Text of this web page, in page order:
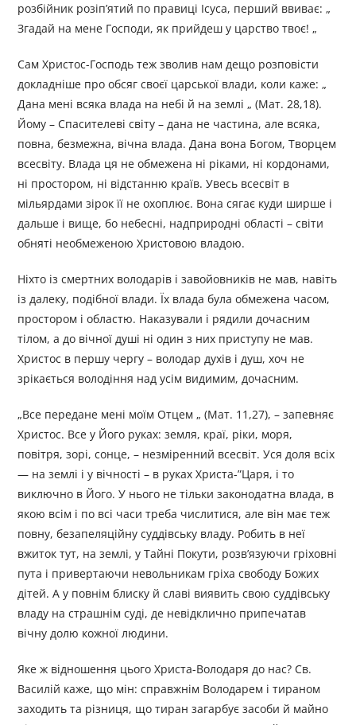
розбійник розіп’ятий по правиці Ісуса, перший ввиває: „
Згадай на мене Господи, як прийдеш у царство твоє! „
Сам Христос-Господь теж зволив нам дещо розповісти
докладніше про обсяг своєї царської влади, коли каже: „
Дана мені всяка влада на небі й на землі „ (Мат. 28,18).
Йому – Спасителеві світу – дана не частина, але всяка,
повна, безмежна, вічна влада. Дана вона Богом, Творцем
всесвіту. Влада ця не обмежена ні ріками, ні кордонами,
ні простором, ні відстанню країв. Увесь всесвіт в
мільярдами зірок її не охоплює. Вона сягає куди ширше і
дальше і вище, бо небесні, надприродні області – світи
обняті необмеженою Христовою владою.
Ніхто із смертних володарів і завойовників не мав, навіть
із далеку, подібної влади. Їх влада була обмежена часом,
простором і областю. Наказували і рядили дочасним
тілом, а до вічної душі ні один з них приступу не мав.
Христос в першу чергу – володар духів і душ, хоч не
зрікається володіння над усім видимим, дочасним.
„Все передане мені моїм Отцем „ (Мат. 11,27), – запевняє
Христос. Все у Його руках: земля, краї, ріки, моря,
повітря, зорі, сонце, – незміренний всесвіт. Уся доля всіх
— на землі і у вічності – в руках Христа-”Царя, і то
виключно в Його. У нього не тільки законодатна влада, в
якою всім і по всі часи треба числитися, але він має теж
повну, безапеляційну суддівську владу. Робить в неї
вжиток тут, на землі, у Тайні Покути, розв’язуючи гріховні
пута і привертаючи невольникам гріха свободу Божих
дітей. А у повнім блиску й славі виявить свою суддівську
владу на страшнім суді, де невідклично припечатав
вічну долю кожної людини.
Яке ж відношення цього Христа-Володаря до нас? Св.
Василій каже, що мін: справжнім Володарем і тираном
заходить та різниця, що тиран загарбує засоби й майно